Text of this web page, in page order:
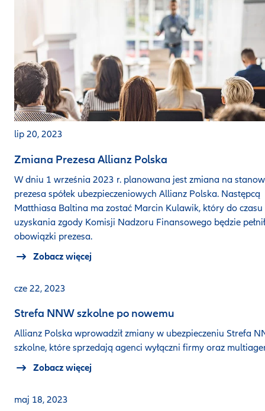
lip 20, 2023
Zmiana Prezesa Allianz Polska
W dniu 1 września 2023 r. planowana jest zmiana na
prezesa spółek ubezpieczeniowych Allianz Polska. Następcą
Matthiasa Baltina ma zostać Marcin Kulawik, który do czasu
uzyskania zgody Komisji Nadzoru Finansowego będzie pełnił
obowiązki prezesa.
Zobacz więcej
cze 22, 2023
Strefa NNW szkolne po nowemu
Allianz Polska wprowadził zmiany w ubezpieczeniu Strefa
szkolne, które sprzedają agenci wyłączni firmy oraz
Zobacz więcej
maj 18, 2023